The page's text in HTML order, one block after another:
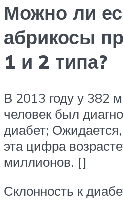
Можно ли
абрикосы
1 и 2 типа?
В 2013 году у 382
человек был
диабет;
эта цифра
миллионов. []
Склонность к